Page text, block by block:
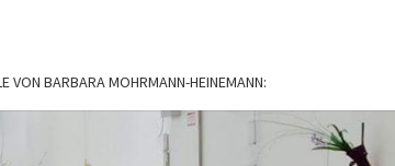
VON BARBARA MOHRMANN-HEINEMANN: